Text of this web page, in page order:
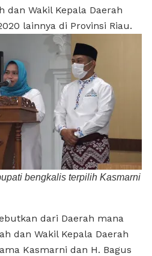
dan Wakil Kepala Daerah
lainnya di Provinsi Riau.
bengkalis terpilih Kasmarni
dari Daerah mana
dan Wakil Kepala Daerah
Kasmarni dan H. Bagus